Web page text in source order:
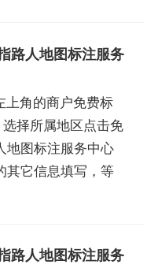
路人地图标注服务
上角的商户免费标
择所属地区点击免
地图标注服务中心
其它信息填写，等
路人地图标注服务